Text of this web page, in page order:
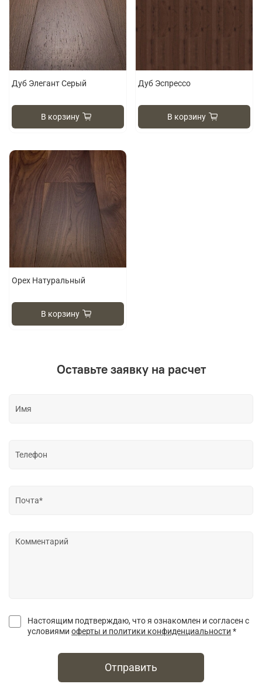
Дуб Элегант Серый
В корзину
Дуб Эспрессо
В корзину
Орех Натуральный
В корзину
Оставьте заявку на расчет
Настоящим подтверждаю, что я ознакомлен и согласен с
условиямиоферты и политики конфиденциальности *
Отправить